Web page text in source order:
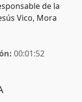
de la
Vico, Mora
00:01:52